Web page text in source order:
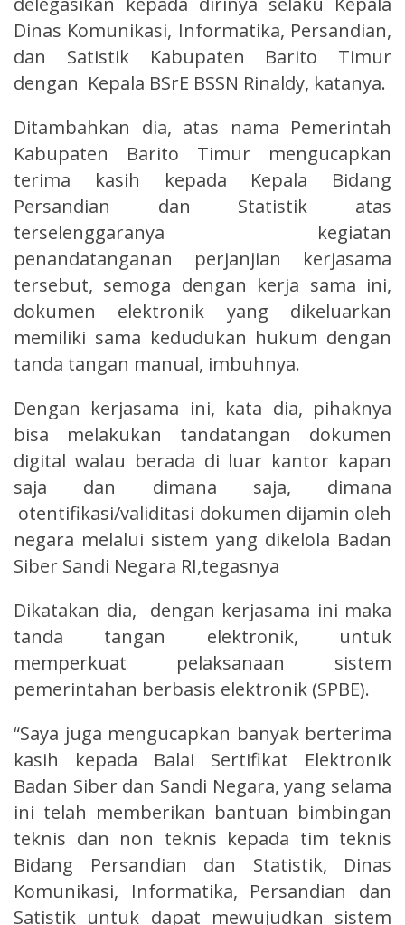
Dinas Komunikasi, Informatika, Persandian,
dan Satistik Kabupaten Barito Timur
dengan Kepala BSrE BSSN Rinaldy, katanya.
Ditambahkan dia, atas nama Pemerintah
Kabupaten Barito Timur mengucapkan
terima kasih kepada Kepala Bidang
Persandian dan Statistik atas
terselenggaranya kegiatan
penandatanganan perjanjian kerjasama
tersebut, semoga dengan kerja sama ini,
dokumen elektronik yang dikeluarkan
memiliki sama kedudukan hukum dengan
tanda tangan manual, imbuhnya.
Dengan kerjasama ini, kata dia, pihaknya
bisa melakukan tandatangan dokumen
digital walau berada di luar kantor kapan
saja dan dimana saja, dimana
otentifikasi/validitasi dokumen dijamin oleh
negara melalui sistem yang dikelola Badan
Siber Sandi Negara RI,tegasnya
Dikatakan dia, dengan kerjasama ini maka
tanda tangan elektronik, untuk
memperkuat pelaksanaan sistem
pemerintahan berbasis elektronik (SPBE).
“Saya juga mengucapkan banyak berterima
kasih kepada Balai Sertifikat Elektronik
Badan Siber dan Sandi Negara, yang selama
ini telah memberikan bantuan bimbingan
teknis dan non teknis kepada tim teknis
Bidang Persandian dan Statistik, Dinas
Komunikasi, Informatika, Persandian dan
Satistik untuk dapat mewujudkan sistem